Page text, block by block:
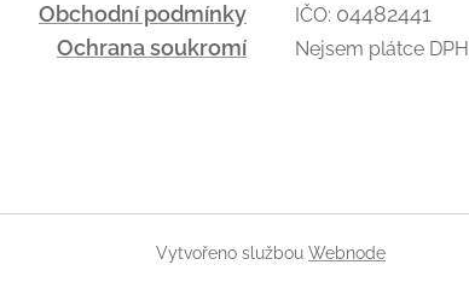
Obchodní podmínky
Ochrana soukromí
IČO: 04482441
Nejsem plátce DPH
Vytvořeno službou Webnode